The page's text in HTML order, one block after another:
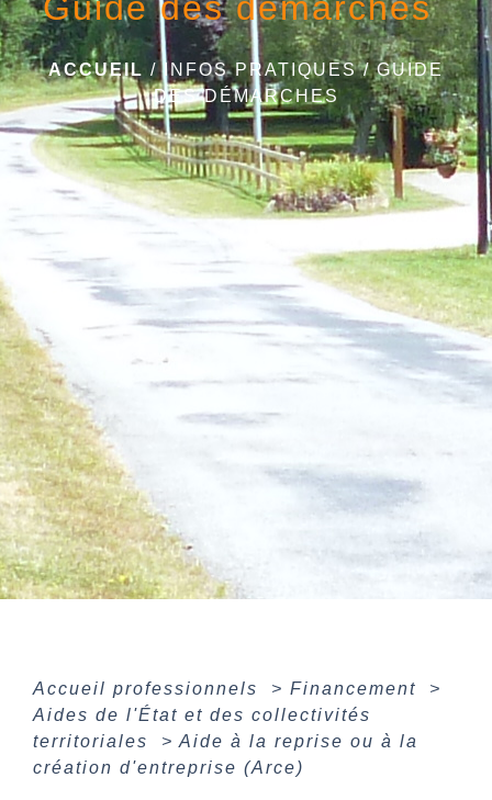
ACCUEIL /INFOS PRATIQUES/GUIDE
DES DÉMARCHES
Accueil professionnels > Financement
>
Aides de l'État et des collectivités
territoriales
> Aide à la reprise ou à la
création d'entreprise (Arce)